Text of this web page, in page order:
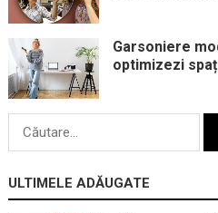
Garsoniere
optimizezi
Caută
ULTIMELE ADĂUGATE